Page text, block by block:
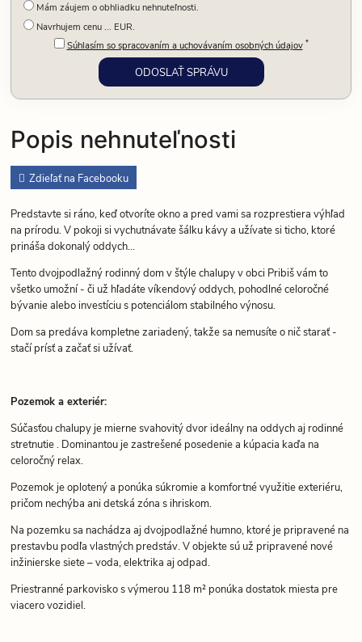
Popis nehnuteľnosti
Zdieľať na Facebooku
Predstavte si ráno, keď otvoríte okno a pred vami sa rozprestiera výhľad
na prírodu. V pokoji si vychutnávate šálku kávy a užívate si ticho, ktoré
prináša dokonalý oddych...
Tento dvojpodlažný rodinný dom v štýle chalupy v obci Pribiš vám to
všetko umožní - či už hľadáte víkendový oddych, pohodlné celoročné
bývanie alebo investíciu s potenciálom stabilného výnosu.
Dom sa predáva kompletne zariadený, takže sa nemusíte o nič starať -
stačí prísť a začať si užívať.
Pozemok a exteriér:
Súčasťou chalupy je mierne svahovitý dvor ideálny na oddych aj rodinné
stretnutie . Dominantou je zastrešené posedenie a kúpacia kaďa na
celoročný relax.
Pozemok je oplotený a ponúka súkromie a komfortné využitie exteriéru,
pričom nechýba ani detská zóna s ihriskom.
Na pozemku sa nachádza aj dvojpodlažné humno, ktoré je pripravené na
prestavbu podľa vlastných predstáv. V objekte sú už pripravené nové
inžinierske siete – voda, elektrika aj odpad.
Priestranné parkovisko s výmerou 118 m² ponúka dostatok miesta pre
viacero vozidiel.
Mám záujem o obhliadku nehnuteľnosti.
Navrhujem cenu ... EUR.
Súhlasím so spracovaním a uchovávaním osobných údajov *